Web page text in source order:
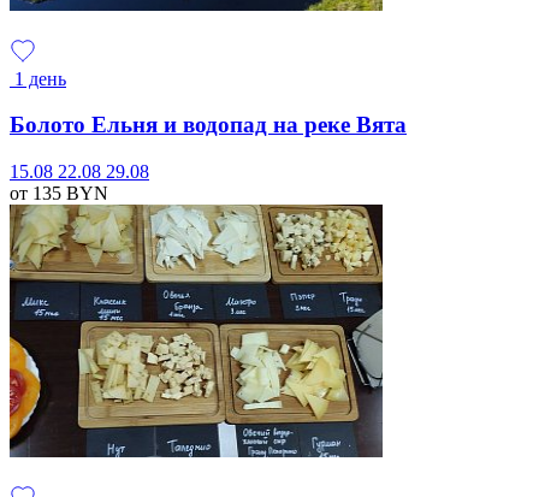
1 день
Болото Ельня и водопад на реке Вята
15.08 22.08 29.08
от 135 BYN